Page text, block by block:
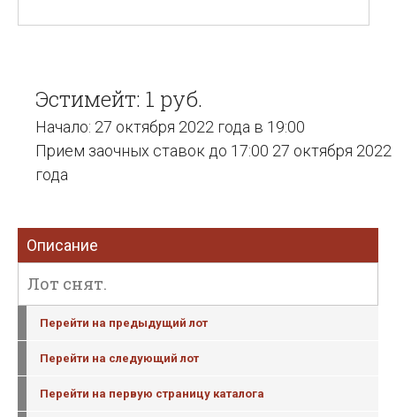
Эстимейт: 1 руб.
Начало: 27 октября 2022 года в 19:00
Прием заочных ставок до 17:00 27 октября 2022
года
Описание
Лот снят.
Перейти на предыдущий лот
Перейти на следующий лот
Перейти на первую страницу каталога